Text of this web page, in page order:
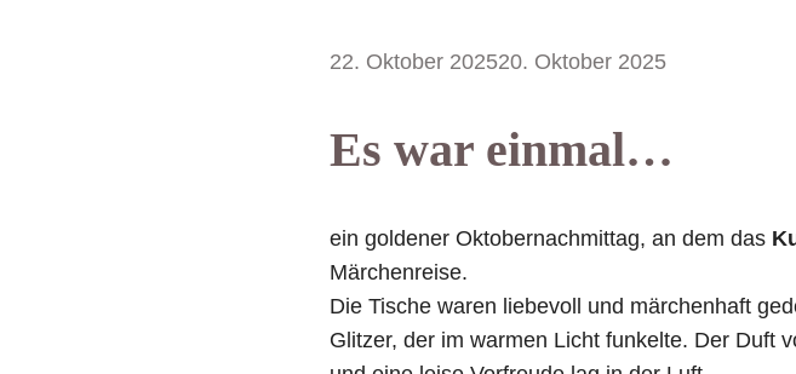
22. Oktober 202520. Oktober 2025
Es war einmal…
ein goldener Oktobernachmittag, an dem das
Märchenreise.
Die Tische waren liebevoll und märchenhaft
Glitzer, der im warmen Licht funkelte. Der Duft